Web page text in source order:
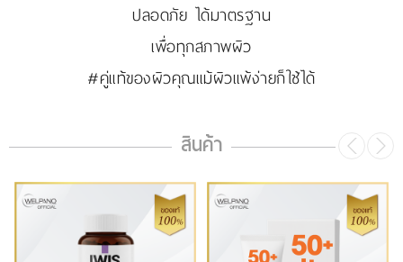
ปลอดภัย ได้มาตรฐาน
เพื่อทุกสภาพผิว
#คู่แท้ของผิวคุณแม้ผิวแพ้ง่ายก็ใช้ได้
สินค้า